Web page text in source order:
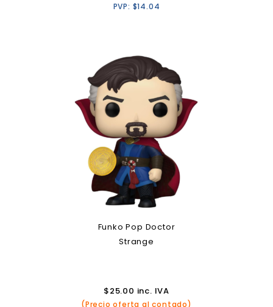
PVP: $14.04
Funko Pop Doctor
Strange
$25.00 inc. IVA
(Precio oferta al contado)